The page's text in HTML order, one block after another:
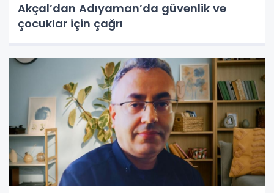
Akçal’dan Adıyaman’da güvenlik ve
çocuklar için çağrı